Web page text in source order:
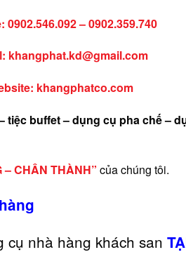
0902.546.092–0902.359.740
khangphat.kd@gmail.com
khangphatco.com
buffet – dụng cụ pha chế –
– CHÂN THÀNH” của chúng tôi.
cụ nhà hàng khách san